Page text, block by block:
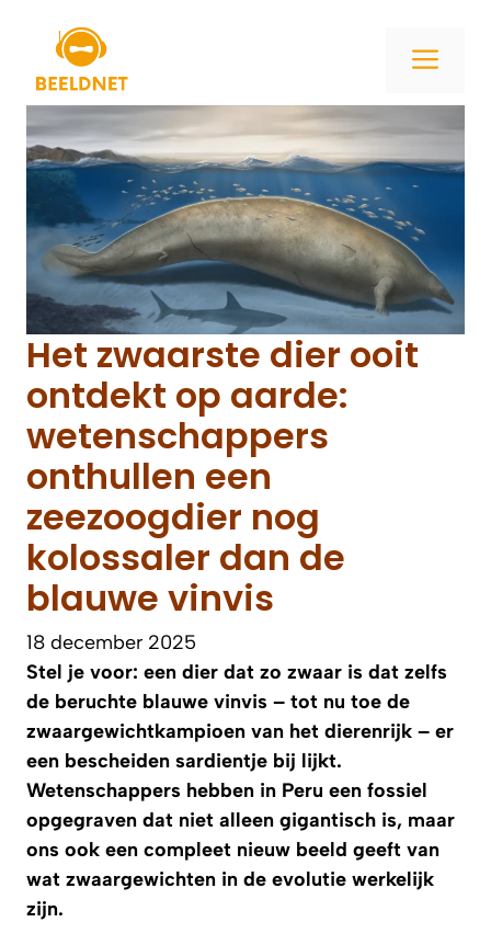
inhoud
Het zwaarste dier ooit
ontdekt op aarde:
wetenschappers
onthullen een
zeezoogdier nog
kolossaler dan de
blauwe vinvis
18 december 2025
Stel je voor: een dier dat zo zwaar is dat zelfs
de beruchte blauwe vinvis – tot nu toe de
zwaargewichtkampioen van het dierenrijk – er
een bescheiden sardientje bij lijkt.
Wetenschappers hebben in Peru een fossiel
opgegraven dat niet alleen gigantisch is, maar
ons ook een compleet nieuw beeld geeft van
wat zwaargewichten in de evolutie werkelijk
zijn.